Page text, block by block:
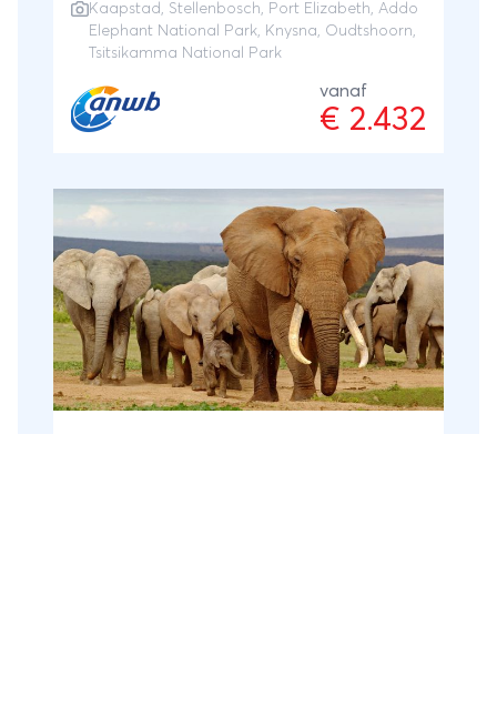
strandstadje Knysna, Tsisikamma NP en
Addo Elephant NP; je gaat het allemaal in
Kaapstad , Stellenbosch, Port Elizabeth, Addo
Elephant National Park, Knysna, Oudtshoorn,
Tsitsikamma National Park
vanaf
€ 2.432